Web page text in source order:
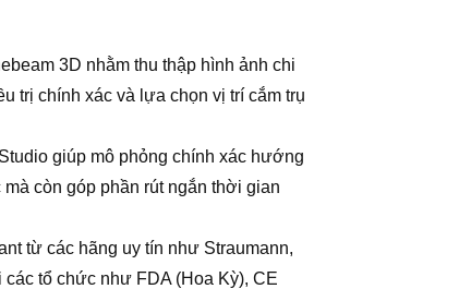
3D nhằm thu thập hình ảnh chi
trị chính xác và lựa chọn vị trí cắm trụ
giúp mô phỏng chính xác hướng
còn góp phần rút ngắn thời gian
từ các hãng uy tín như Straumann,
tổ chức như FDA (Hoa Kỳ), CE